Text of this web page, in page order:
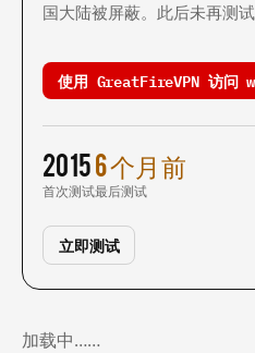
国大陆被屏蔽。此后未再测
使用 GreatFireVPN 访问
2015
首次测试
6 个月前
最后测试
立即测试
加载中……